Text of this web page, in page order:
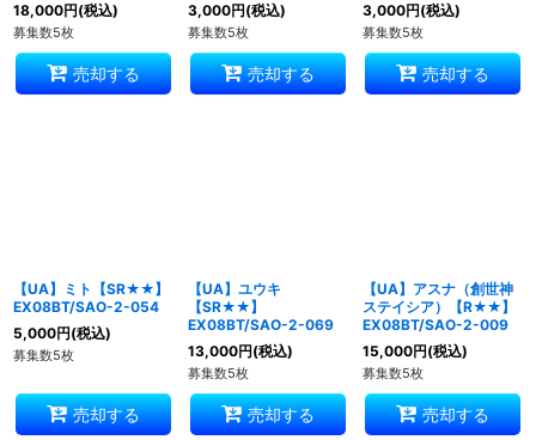
18,000円(税込)
募集数5枚
売却する
3,000円(税込)
募集数5枚
売却する
3,000円(税込)
募集数5枚
売却する
【UA】ミト【SR★★】
EX08BT/SAO-2-054
5,000円(税込)
募集数5枚
売却する
【UA】ユウキ
【SR★★】
EX08BT/SAO-2-069
13,000円(税込)
募集数5枚
売却する
【UA】アスナ（創世神
ステイシア）【R★★】
EX08BT/SAO-2-009
15,000円(税込)
募集数5枚
売却する